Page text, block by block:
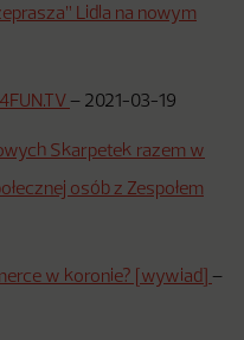
Lidla na nowym
– 2021-03-19
Skarpetek razem w
osób z Zespołem
w koronie? [wywiad] –